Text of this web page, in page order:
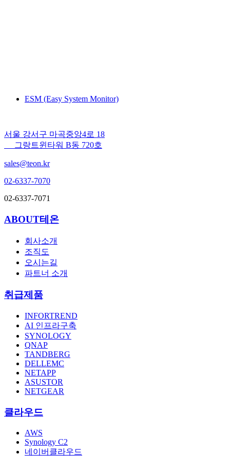
ESM (Easy System Monitor)
서울 강서구 마곡중앙4로 18
그랑트윈타워 B동 720호
sales@teon.kr
02-6337-7070
02-6337-7071
ABOUT테온
회사소개
조직도
오시는길
파트너 소개
취급제품
INFORTREND
AI 인프라구축
SYNOLOGY
QNAP
TANDBERG
DELLEMC
NETAPP
ASUSTOR
NETGEAR
클라우드
AWS
Synology C2
네이버클라우드